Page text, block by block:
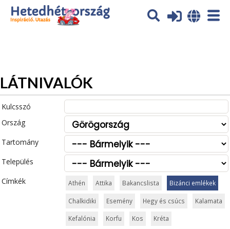
Az oldal sütiket (cookies) használ. További tájékoztatás itt:
Adatvédelmi tájékoztató
LÁTNIVALÓK
Kulcsszó
Ország
Tartomány
Település
Címkék
Athén Attika Bakancslista Bizánci emlékek
Chalkidiki Esemény Hegy és csúcs Kalamata
Kefalónia Korfu Kos Kréta